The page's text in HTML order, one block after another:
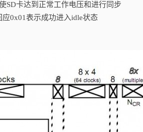
SD卡达到正常工作电压和进行同步
0x01表示成功进入idle状态